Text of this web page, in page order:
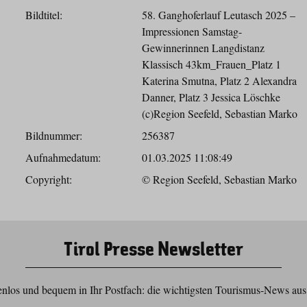
Bildtitel:
58. Ganghoferlauf Leutasch 2025 –
Impressionen Samstag-
Gewinnerinnen Langdistanz
Klassisch 43km_Frauen_Platz 1
Katerina Smutna, Platz 2 Alexandra
Danner, Platz 3 Jessica Löschke
(c)Region Seefeld, Sebastian Marko
Bildnummer:
256387
Aufnahmedatum:
01.03.2025 11:08:49
Copyright:
© Region Seefeld, Sebastian Marko
Tirol Presse Newsletter
und bequem in Ihr Postfach: die wichtigsten Tourismus-News